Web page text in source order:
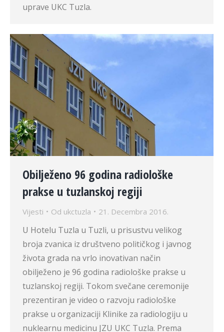
uprave UKC Tuzla.
Obilježeno 96 godina radiološke
prakse u tuzlanskoj regiji
Vijesti Od ukctuzla 21. Decembra 2016.
U Hotelu Tuzla u Tuzli, u prisustvu velikog
broja zvanica iz društveno političkog i javnog
života grada na vrlo inovativan način
obilježeno je 96 godina radiološke prakse u
tuzlanskoj regiji. Tokom svečane ceremonije
prezentiran je video o razvoju radiološke
prakse u organizaciji Klinike za radiologiju u
nuklearnu medicinu JZU UKC Tuzla. Prema